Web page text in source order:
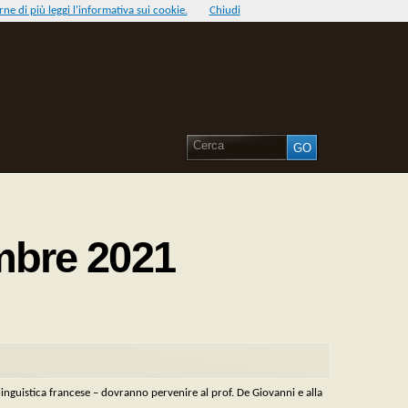
2021
francese – dovranno pervenire al prof. De Giovanni e alla
di più leggi l'informativa sui cookie. Chiudi